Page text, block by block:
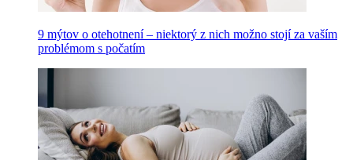
9 mýtov o otehotnení – niektorý z nich možno stojí za vaším
problémom s počatím